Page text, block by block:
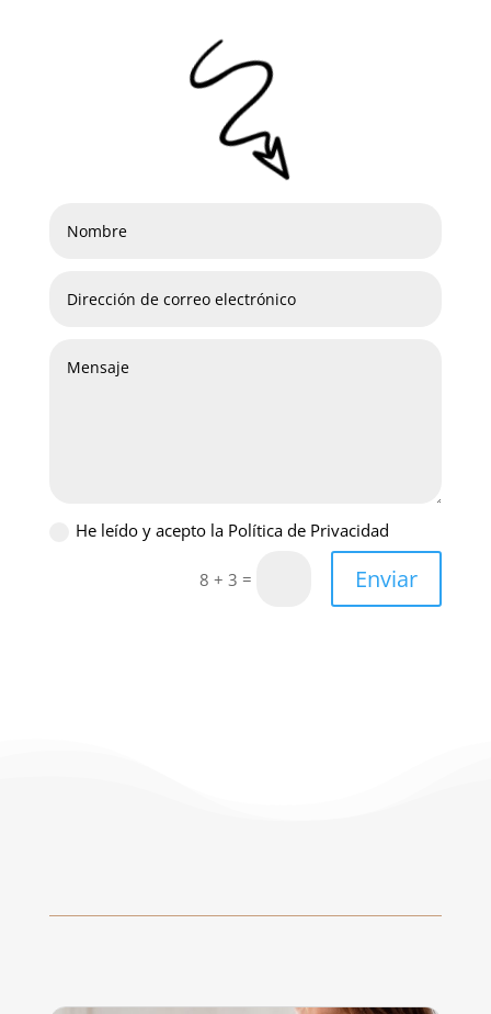
He leído y acepto la Política de Privacidad
8 + 3 = Enviar